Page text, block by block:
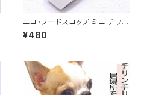
ニコ・フードスコップ ミニ チワワ
小型犬 フード ストッカー スプー
ン 給餌 エサ
¥480